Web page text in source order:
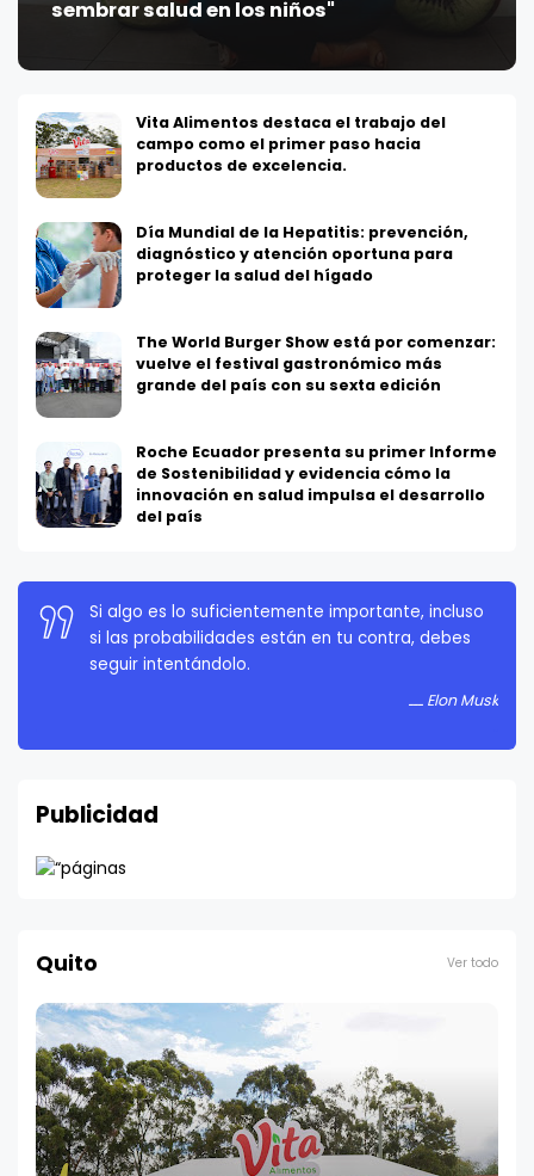
sembrar salud en los niños"
Vita Alimentos destaca el trabajo del
campo como el primer paso hacia
productos de excelencia.
Día Mundial de la Hepatitis: prevención,
diagnóstico y atención oportuna para
proteger la salud del hígado
The World Burger Show está por comenzar:
vuelve el festival gastronómico más
grande del país con su sexta edición
Roche Ecuador presenta su primer Informe
de Sostenibilidad y evidencia cómo la
innovación en salud impulsa el desarrollo
del país
La persistencia es muy importante. No debes
rendirte a menos que estés obligado a rendirte.
Publicidad
Quito Ver todo